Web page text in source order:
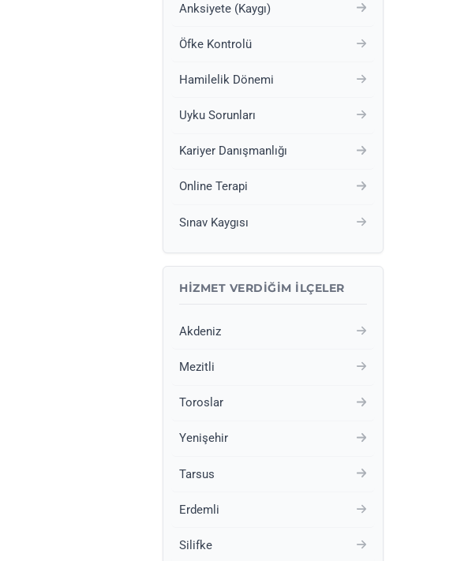
Anksiyete (Kaygı)
Öfke Kontrolü
Hamilelik Dönemi
Uyku Sorunları
Kariyer Danışmanlığı
Online Terapi
Sınav Kaygısı
HIZMET VERDIĞIM İLÇELER
Akdeniz
Mezitli
Toroslar
Yenişehir
Tarsus
Erdemli
Silifke